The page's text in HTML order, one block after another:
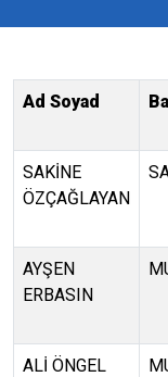
Ad Soyad
SAKİNE
ÖZÇAĞLAYAN
AYŞEN
ERBASIN
ALİ ÖNGEL